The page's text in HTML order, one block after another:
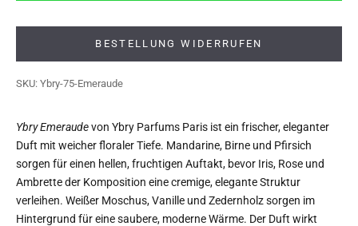
BESTELLUNG WIDERRUFEN
SKU: Ybry-75-Emeraude
Ybry Emeraudevon Ybry Parfums Paris ist ein frischer, eleganter
Duft mit weicher floraler Tiefe. Mandarine, Birne und Pfirsich
sorgen für einen hellen, fruchtigen Auftakt, bevor Iris, Rose und
Ambrette der Komposition eine cremige, elegante Struktur
verleihen. Weißer Moschus, Vanille und Zedernholz sorgen im
Hintergrund für eine saubere, moderne Wärme. Der Duft wirkt